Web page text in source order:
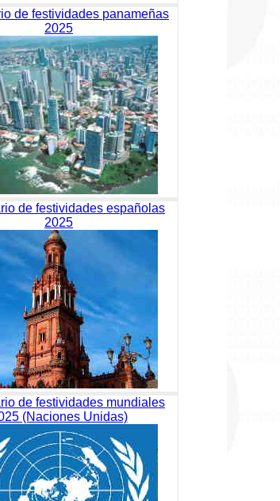
de festividades panameñas
2025
de festividades españolas
2025
de festividades mundiales
(Naciones Unidas)